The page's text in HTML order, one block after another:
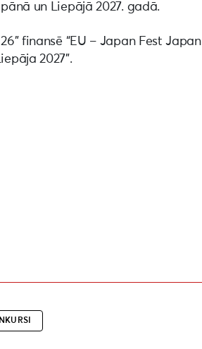
un Liepājā 2027. gadā.
finansē “EU – Japan Fest Japan
2027”.